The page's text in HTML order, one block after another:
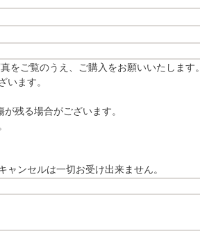
ご覧のうえ、ご購入をお願いいたします。
ます。
残る場合がございます。
ンセルは一切お受け出来ません。